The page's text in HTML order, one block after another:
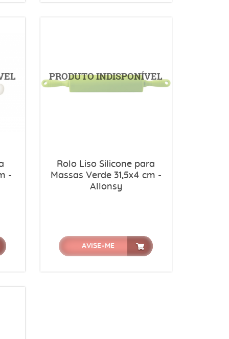
-
Rolo Liso Silicone para
Massas Verde 31,5x4 cm -
Allonsy
AVISE-ME